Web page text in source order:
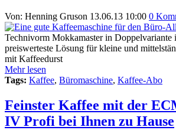
Von: Henning Gruson 13.06.13 10:00 0
Technivorm Mokkamaster in Doppelvariante
preiswerteste Lösung für kleine und
mit Kaffeedurst
Mehr lesen
Tags: Kaffee, Büromaschine, Kaffee-Abo
Feinster Kaffee mit der
IV Profi bei Ihnen zu Hause